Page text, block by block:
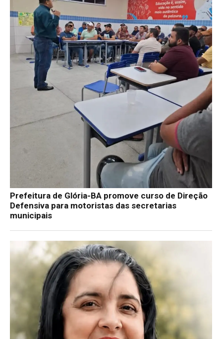
Prefeitura de Glória-BA promove curso de Direção
Defensiva para motoristas das secretarias
municipais